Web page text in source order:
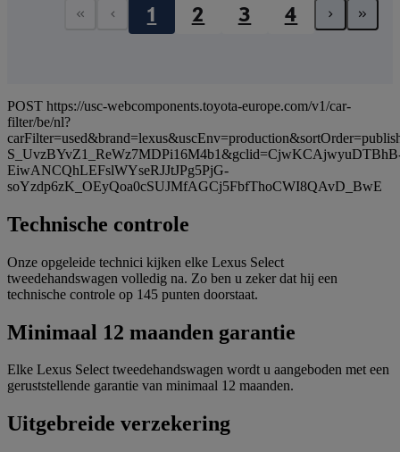
First page
Previous page
1 2 3 4
Next
POST https://usc-webcomponents.toyota-europe.com/v1/car-
filter/be/nl?
EiwANCQhLEFslWYseRJJtJPg5PjG-
soYzdp6zK_OEyQoa0cSUJMfAGCj5FbfThoCWI8QAvD_BwE
Technische controle
Onze opgeleide technici kijken elke Lexus Select
tweedehandswagen volledig na. Zo ben u zeker dat hij een
technische controle op 145 punten doorstaat.
Minimaal 12 maanden garantie
Elke Lexus Select tweedehandswagen wordt u aangeboden met een
geruststellende garantie van minimaal 12 maanden.
Uitgebreide verzekering